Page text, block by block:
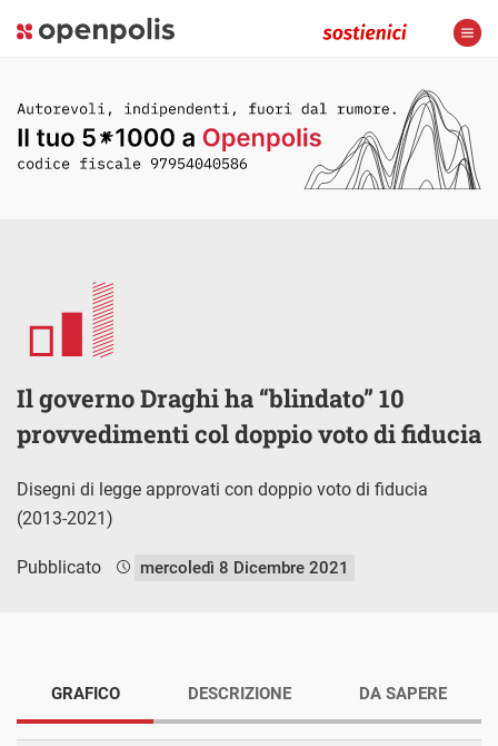
Il governo Draghi ha “blindato” 10
provvedimenti col doppio voto di fiducia
Disegni di legge approvati con doppio voto di fiducia
(2013-2021)
Pubblicato mercoledì 8 Dicembre 2021
GRAFICO DESCRIZIONE DA SAPERE